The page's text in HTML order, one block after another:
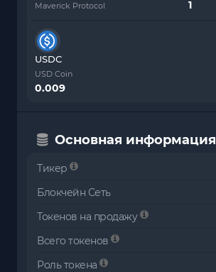
Maverick Protocol
USDC
USD Coin
0.009
Основная информация
Тикер
Блокчейн Сеть
Токенов на продажу
Всего токенов
Роль токена